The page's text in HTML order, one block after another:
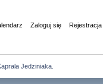
Zaloguj się Rejestracja
Jedziniaka.